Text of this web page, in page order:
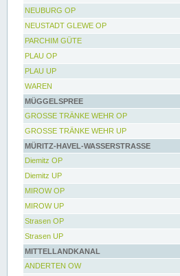
NEUBURG OP
NEUSTADT GLEWE OP
PARCHIM GÜTE
PLAU OP
PLAU UP
WAREN
MÜGGELSPREE
GROSSE TRÄNKE WEHR OP
GROSSE TRÄNKE WEHR UP
MÜRITZ-HAVEL-WASSERSTRASSE
Diemitz OP
Diemitz UP
MIROW OP
MIROW UP
Strasen OP
Strasen UP
MITTELLANDKANAL
ANDERTEN OW